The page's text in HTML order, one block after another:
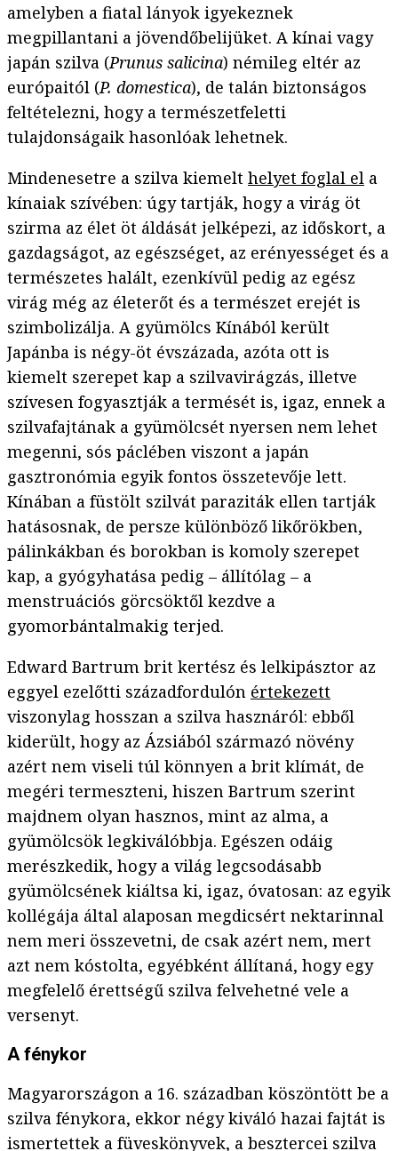
amelyben a fiatal lányok igyekeznek
megpillantani a jövendőbelijüket. A kínai vagy
japán szilva (Prunus salicina) némileg eltér az
európaitól (P. domestica), de talán biztonságos
feltételezni, hogy a természetfeletti
tulajdonságaik hasonlóak lehetnek.
Mindenesetre a szilva kiemelt helyet foglal el a
kínaiak szívében: úgy tartják, hogy a virág öt
szirma az élet öt áldását jelképezi, az időskort, a
gazdagságot, az egészséget, az erényességet és a
természetes halált, ezenkívül pedig az egész
virág még az életerőt és a természet erejét is
szimbolizálja. A gyümölcs Kínából került
Japánba is négy-öt évszázada, azóta ott is
kiemelt szerepet kap a szilvavirágzás, illetve
szívesen fogyasztják a termését is, igaz, ennek a
szilvafajtának a gyümölcsét nyersen nem lehet
megenni, sós páclében viszont a japán
gasztronómia egyik fontos összetevője lett.
Kínában a füstölt szilvát paraziták ellen tartják
hatásosnak, de persze különböző likőrökben,
pálinkákban és borokban is komoly szerepet
kap, a gyógyhatása pedig – állítólag – a
menstruációs görcsöktől kezdve a
gyomorbántalmakig terjed.
Edward Bartrum brit kertész és lelkipásztor az
eggyel ezelőtti századfordulón értekezett
viszonylag hosszan a szilva hasznáról: ebből
kiderült, hogy az Ázsiából származó növény
azért nem viseli túl könnyen a brit klímát, de
megéri termeszteni, hiszen Bartrum szerint
majdnem olyan hasznos, mint az alma, a
gyümölcsök legkiválóbbja. Egészen odáig
merészkedik, hogy a világ legcsodásabb
gyümölcsének kiáltsa ki, igaz, óvatosan: az egyik
kollégája által alaposan megdicsért nektarinnal
nem meri összevetni, de csak azért nem, mert
azt nem kóstolta, egyébként állítaná, hogy egy
megfelelő érettségű szilva felvehetné vele a
versenyt.
A fénykor
Magyarországon a 16. században köszöntött be a
szilva fénykora, ekkor négy kiváló hazai fajtát is
ismertettek a füveskönyvek, a besztercei szilva